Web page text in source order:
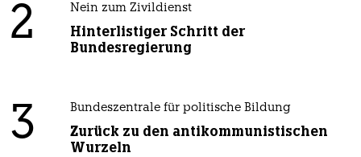
2 Nein zum Zivildienst
Hinterlistiger Schritt der
Bundesregierung
3 Bundeszentrale für politische Bildung
Zurück zu den antikommunistischen
Wurzeln